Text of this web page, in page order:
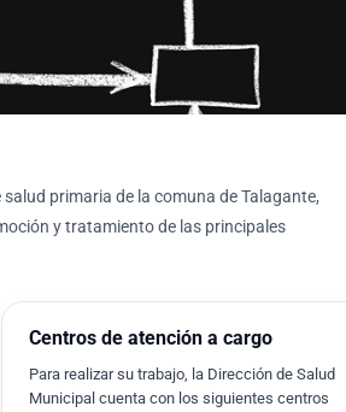
primaria de la comuna de Talagante,
y tratamiento de las principales
Centros de atención a cargo
Para realizar su trabajo, la Dirección de Salud
Municipal cuenta con los siguientes centros